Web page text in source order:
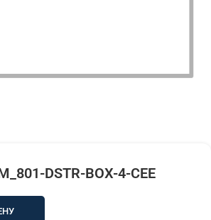
DSTR-BOX-4-CEE